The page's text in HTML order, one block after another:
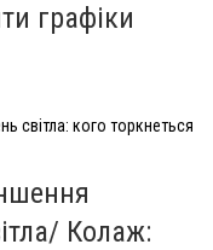
графіки
світла: кого торкнеться
Колаж: